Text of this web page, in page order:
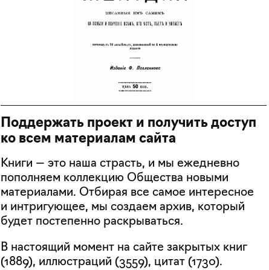
Поддержать проект и получить доступ
ко всем материалам сайта
Книги — это наша страсть, и мы ежедневно
пополняем коллекцию Общества новыми
материалами. Отбирая все самое интересное
и интригующее, мы создаем архив, который
будет постепенно раскрываться.
В настоящий момент на сайте закрытых книг
(1889), иллюстраций (3559), цитат (1730).